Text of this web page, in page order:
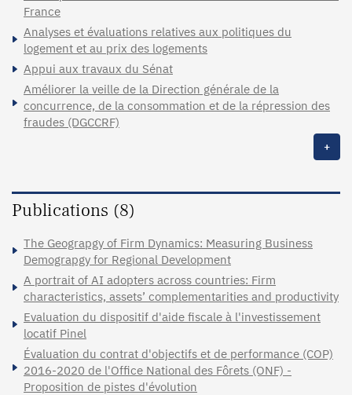
France
Analyses et évaluations relatives aux politiques du
logement et au prix des logements
Appui aux travaux du Sénat
Améliorer la veille de la Direction générale de la
concurrence, de la consommation et de la répression des
fraudes (DGCCRF)
+
Publications (8)
The Geograpgy of Firm Dynamics: Measuring Business
Demograpgy for Regional Development
A portrait of AI adopters across countries: Firm
characteristics, assets’ complementarities and productivity
Evaluation du dispositif d'aide fiscale à l'investissement
locatif Pinel
Évaluation du contrat d'objectifs et de performance (COP)
2016-2020 de l'Office National des Fôrets (ONF) -
Proposition de pistes d'évolution